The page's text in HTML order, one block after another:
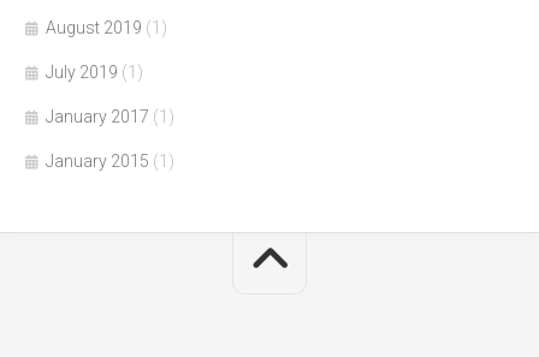
August 2019 (1)
July 2019 (1)
January 2017 (1)
January 2015 (1)